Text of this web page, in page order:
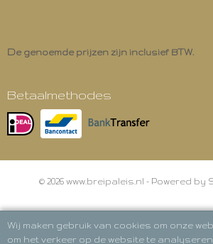
De genoemde prijzen zijn inclusief BTW.
Betaalmethodes
© 2026 www.breipaleis.nl - Powered
Wij maken gebruik van cookies om onze
om het verkeer op de website te